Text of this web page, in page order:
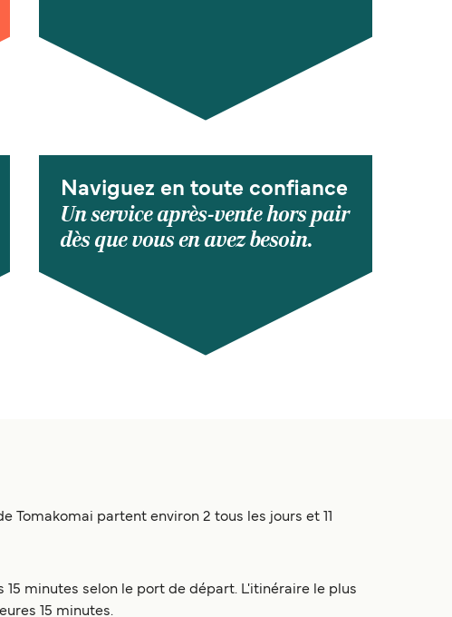
Naviguez en toute confiance
Un service après-vente hors pair
dès que vous en avez besoin.
partent environ 2 tous les jours et 11
15 minutes selon le port de départ. L'itinéraire le plus
15 minutes.